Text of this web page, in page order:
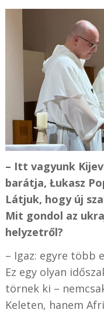
– Itt vagyunk
barátja, Łukasz
Látjuk, hogy új
Mit gondol az
helyzetről?
– Igaz: egyre több
Ez egy olyan
törnek ki –
Keleten, hanem